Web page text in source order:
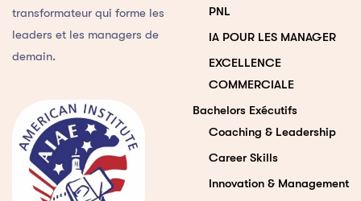
transformateur qui forme les
leaders et les managers de
demain.
PNL
IA POUR LES MANAGER
EXCELLENCE
COMMERCIALE
Bachelors Exécutifs
Coaching & Leadership
Career Skills
Innovation & Management